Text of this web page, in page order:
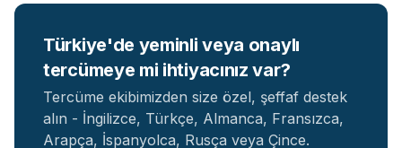
Türkiye'de yeminli veya onaylı
tercümeye mi ihtiyacınız var?
Tercüme ekibimizden size özel, şeffaf destek
alın - İngilizce, Türkçe, Almanca, Fransızca,
Arapça, İspanyolca, Rusça veya Çince.